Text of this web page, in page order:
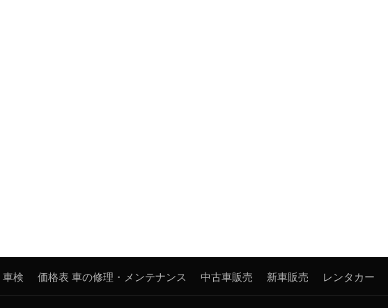
車検 価格表 車の修理・メンテナンス 中古車販売 新車販売 レンタカー